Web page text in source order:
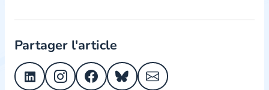
Partager l'article